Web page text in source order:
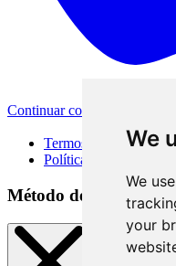
We
We
your
Continuar com a Apple
Termos de Uso
Política de Privacidade
Método de acesso